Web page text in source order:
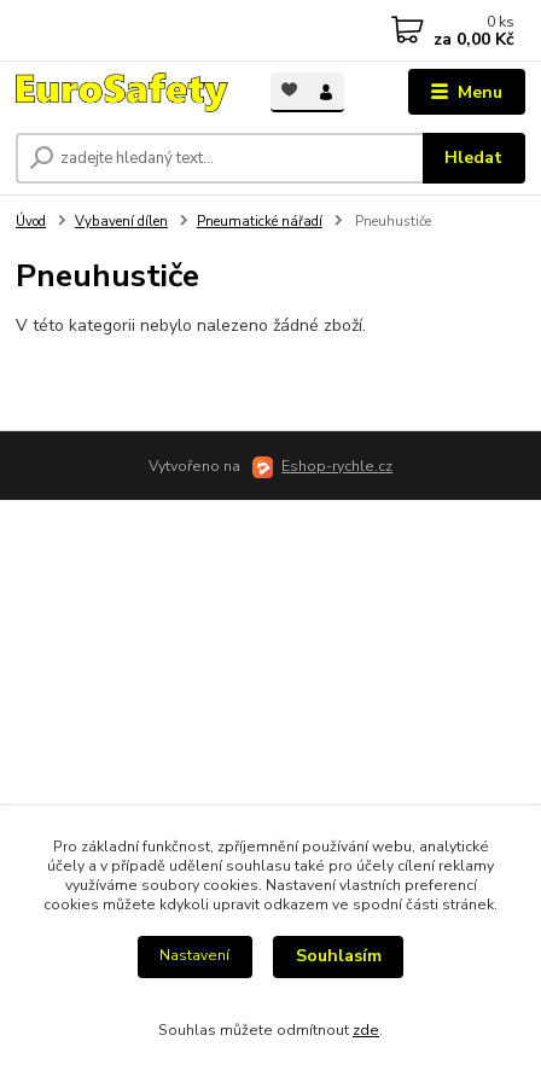
Menu
Hledat
0 ks
za 0,00 Kč
Úvod Vybavení dílen Pneumatické nářadí Pneuhustiče
Pneuhustiče
V této kategorii nebylo nalezeno žádné zboží.
Vytvořeno na Eshop-rychle.cz
Pro základní funkčnost, zpříjemnění používání webu, analytické
účely a v případě udělení souhlasu také pro účely cílení reklamy
využíváme soubory cookies. Nastavení vlastních preferencí
cookies můžete kdykoli upravit odkazem ve spodní části stránek.
Nastavení Souhlasím
Souhlas můžete odmítnout zde.